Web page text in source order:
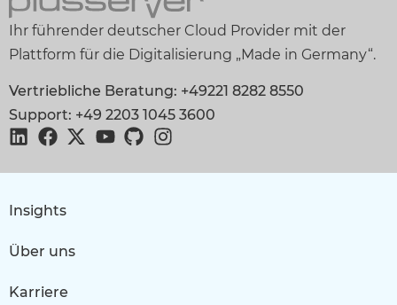
Ihr führender deutscher Cloud Provider mit der
Plattform für die Digitalisierung „Made in Germany“.
Vertriebliche Beratung: +49221 8282 8550
Support: +49 2203 1045 3600
Insights
Über uns
Karriere